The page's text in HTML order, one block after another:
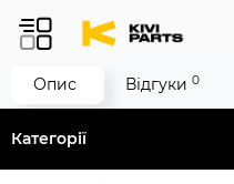
Категорії
Опис Відгуки 0